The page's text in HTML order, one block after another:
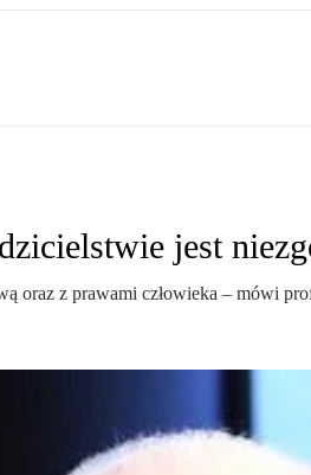
jest
z prawami człowieka – mówi